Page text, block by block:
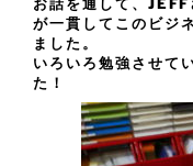
が一貫してこのビジ
ました。
いろいろ勉強させて
た！